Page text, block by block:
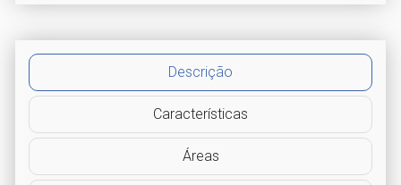
Descrição
Características
Áreas